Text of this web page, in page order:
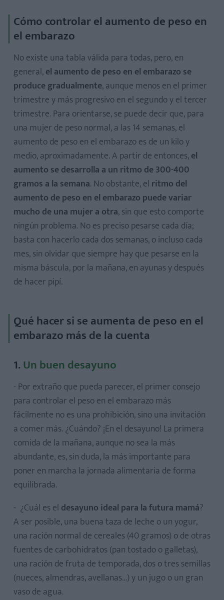
Cómo controlar el aumento de peso en
el embarazo
No existe una tabla válida para todas, pero, en
general,el aumento de peso en el embarazo se
produce gradualmente, aunque menos en el primer
trimestre y más progresivo en el segundo y el tercer
trimestre. Para orientarse, se puede decir que, para
una mujer de peso normal, a las 14 semanas, el
aumento de peso en el embarazo es de un kilo y
medio, aproximadamente. A partir de entonces,el
aumento se desarrolla a un ritmo de 300-400
gramos a la semana. No obstante, el ritmo del
aumento de peso en el embarazo puede variar
mucho de una mujer a otra, sin que esto comporte
ningún problema. No es preciso pesarse cada día;
basta con hacerlo cada dos semanas, o incluso cada
mes, sin olvidar que siempre hay que pesarse en la
misma báscula, por la mañana, en ayunas y después
de hacer pipí.
Qué hacer si se aumenta de peso en el
embarazo más de la cuenta
1.Un buen desayuno
- Por extraño que pueda parecer, el primer consejo
para controlar el peso en el embarazo más
fácilmente no es una prohibición, sino una invitación
a comer más. ¿Cuándo? ¡En el desayuno! La primera
comida de la mañana, aunque no sea la más
abundante, es, sin duda, la más importante para
poner en marcha la jornada alimentaria de forma
equilibrada.
- ¿Cuál es el desayuno ideal para la futura mamá?
A ser posible, una buena taza de leche o un yogur,
una ración normal de cereales (40 gramos) o de otras
fuentes de carbohidratos (pan tostado o galletas),
una ración de fruta de temporada, dos o tres semillas
(nueces, almendras, avellanas…) y un jugo o un gran
vaso de agua.